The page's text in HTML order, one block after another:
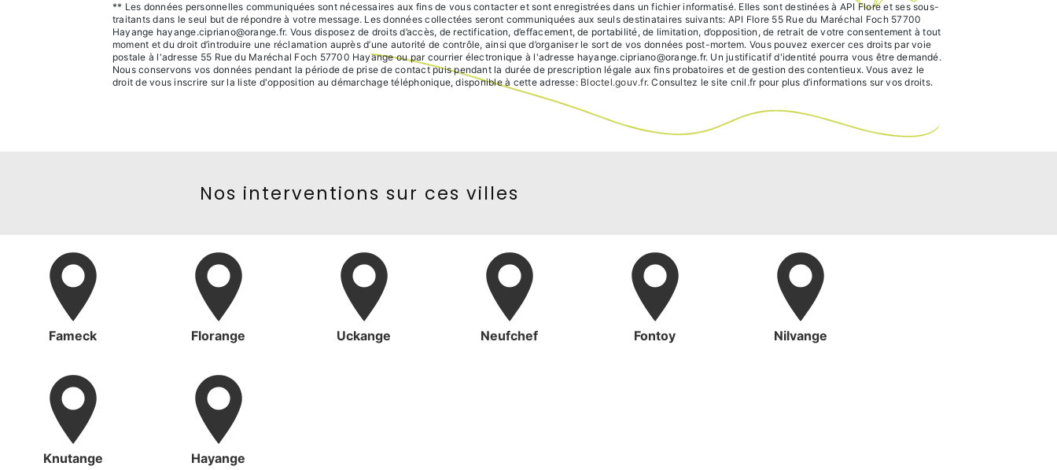
** Les données personnelles communiquées sont nécessaires aux fins de vous contacter et sont enregistrées dans un fichier informatisé. Elles sont destinées à API Flore et ses sous-
traitants dans le seul but de répondre à votre message. Les données collectées seront communiquées aux seuls destinataires suivants: API Flore 55 Rue du Maréchal Foch 57700
Hayange hayange.cipriano@orange.fr. Vous disposez de droits d’accès, de rectification, d’effacement, de portabilité, de limitation, d’opposition, de retrait de votre consentement à tout
moment et du droit d’introduire une réclamation auprès d’une autorité de contrôle, ainsi que d’organiser le sort de vos données post-mortem. Vous pouvez exercer ces droits par voie
postale à l'adresse 55 Rue du Maréchal Foch 57700 Hayange ou par courrier électronique à l'adresse hayange.cipriano@orange.fr. Un justificatif d'identité pourra vous être demandé.
Nous conservons vos données pendant la période de prise de contact puis pendant la durée de prescription légale aux fins probatoires et de gestion des contentieux. Vous avez le
droit de vous inscrire sur la liste d'opposition au démarchage téléphonique, disponible à cette adresse: Bloctel.gouv.fr. Consultez le site cnil.fr pour plus d’informations sur vos droits.
Nos interventions sur ces villes
Fameck Florange Uckange Neufchef Fontoy Nilvange
Knutange Hayange